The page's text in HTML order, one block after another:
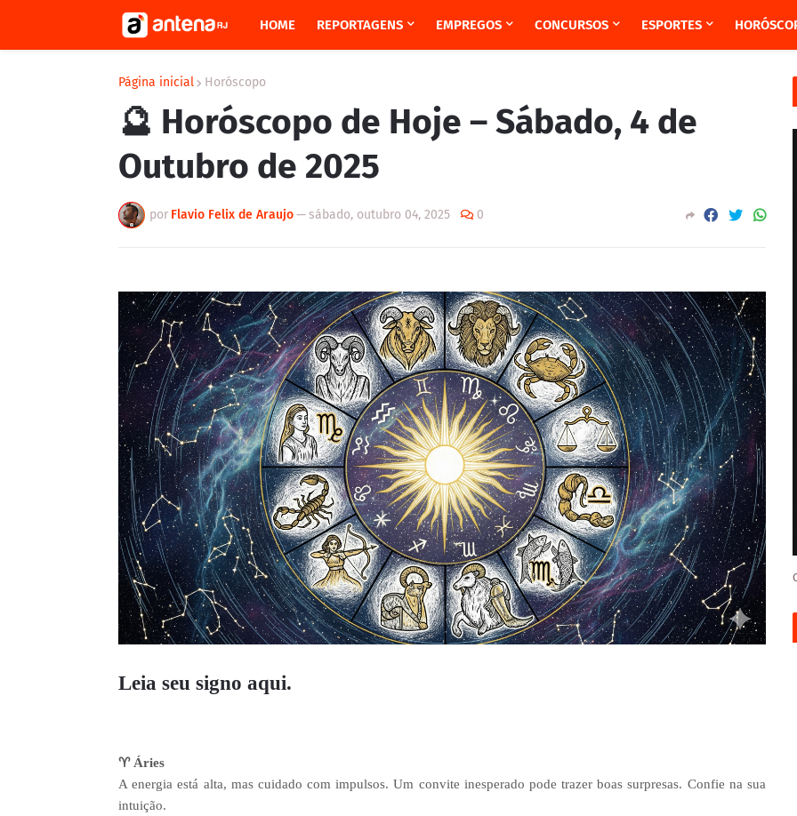
HOME REPORTAGENS EMPREGOS CONCURSOS ESPORTES
Página inicial Horóscopo
🔮 Horóscopo de Hoje – Sábado, 4 de
Outubro de 2025
por Flavio Felix de Araujo— sábado, outubro 04, 2025 0
Leia seu signo aqui.
♈ Áries
A energia está alta, mas cuidado com impulsos. Um convite inesperado pode trazer boas surpresas. Confie na sua
intuição.